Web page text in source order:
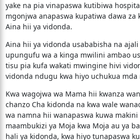
yake na pia vinapaswa kutibiwa
mgonjwa anapaswa kupatiwa dawa za
Aina hii ya vidonda.
Aina hii ya vidonda usababisha na
upungufu wa a kinga mwilini ambao
tisu pia kufa wakati mwingine hivi
vidonda ndugu kwa hiyo uchukua
Kwa wagojwa wa Mama hii kwanza
chanzo Cha kidonda na kwa wale
wa namna hii wanapaswa kuwa
maambukizi ya Moja kwa Moja au ya
hali ya kidonda, kwa hiyo tunapaswa